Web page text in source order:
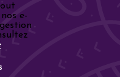
e-
.